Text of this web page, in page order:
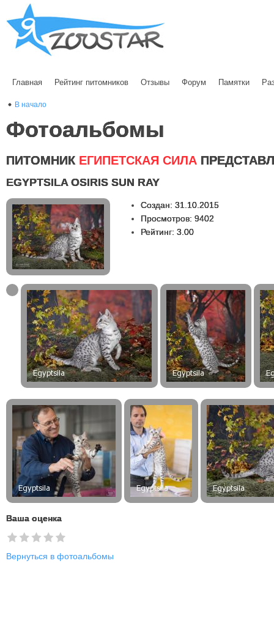
Главная Рейтинг питомников Отзывы Форум Памятки
В начало
Фотоальбомы
ПИТОМНИК ЕГИПЕТСКАЯ СИЛА
EGYPTSILA OSIRIS SUN RAY
Создан: 31.10.2015
Просмотров: 9402
Рейтинг: 3.00
Ваша оценка
Вернуться в фотоальбомы